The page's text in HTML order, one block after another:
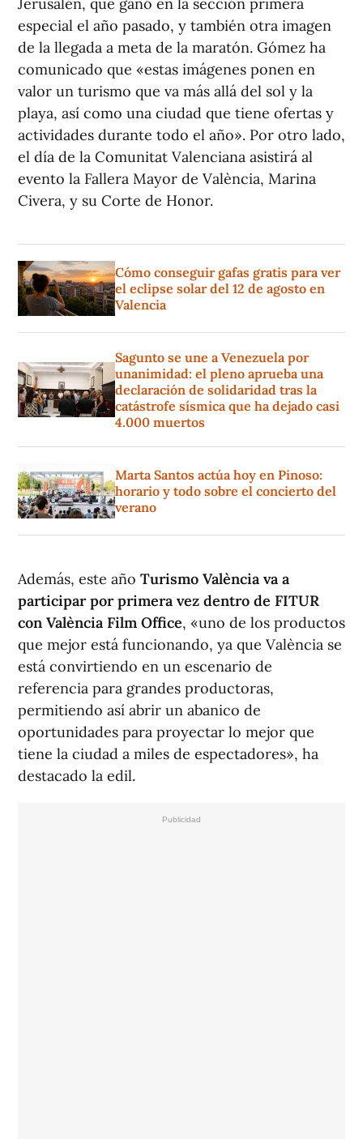
especial el año pasado, y también otra imagen
de la llegada a meta de la maratón. Gómez ha
comunicado que «estas imágenes ponen en
valor un turismo que va más allá del sol y la
playa, así como una ciudad que tiene ofertas y
actividades durante todo el año». Por otro lado,
el día de la Comunitat Valenciana asistirá al
evento la Fallera Mayor de València, Marina
Civera, y su Corte de Honor.
Cómo conseguir gafas gratis para ver
el eclipse solar del 12 de agosto en
Valencia
Sagunto se une a Venezuela por
unanimidad: el pleno aprueba una
declaración de solidaridad tras la
catástrofe sísmica que ha dejado casi
4.000 muertos
Marta Santos actúa hoy en Pinoso:
horario y todo sobre el concierto del
verano
Además, este año Turismo València va a
participar por primera vez dentro de FITUR
con València Film Office, «uno de los productos
que mejor está funcionando, ya que València se
está convirtiendo en un escenario de
referencia para grandes productoras,
permitiendo así abrir un abanico de
oportunidades para proyectar lo mejor que
tiene la ciudad a miles de espectadores», ha
destacado la edil.